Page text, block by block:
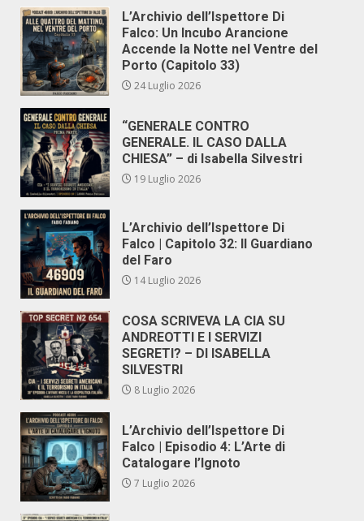
L’Archivio dell’Ispettore Di
Falco: Un Incubo Arancione
Accende la Notte nel Ventre del
Porto (Capitolo 33)
24 Luglio 2026
“GENERALE CONTRO
GENERALE. IL CASO DALLA
CHIESA” – di Isabella Silvestri
19 Luglio 2026
L’Archivio dell’Ispettore Di
Falco | Capitolo 32: Il Guardiano
del Faro
14 Luglio 2026
COSA SCRIVEVA LA CIA SU
ANDREOTTI E I SERVIZI
SEGRETI? – DI ISABELLA
SILVESTRI
8 Luglio 2026
L’Archivio dell’Ispettore Di
Falco | Episodio 4: L’Arte di
Catalogare l’Ignoto
7 Luglio 2026